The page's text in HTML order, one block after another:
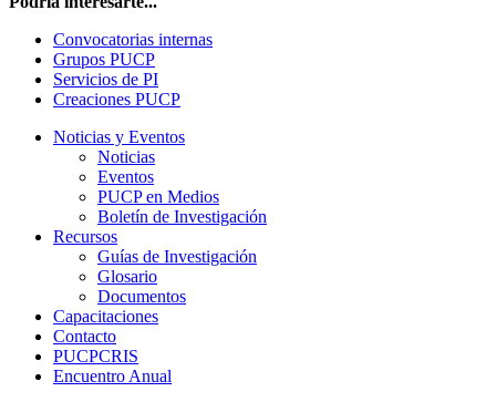
Convocatorias internas
Grupos PUCP
Servicios de PI
Creaciones PUCP
Noticias y Eventos
Noticias
Eventos
PUCP en Medios
Boletín de Investigación
Recursos
Guías de Investigación
Glosario
Documentos
Capacitaciones
Contacto
PUCPCRIS
Encuentro Anual